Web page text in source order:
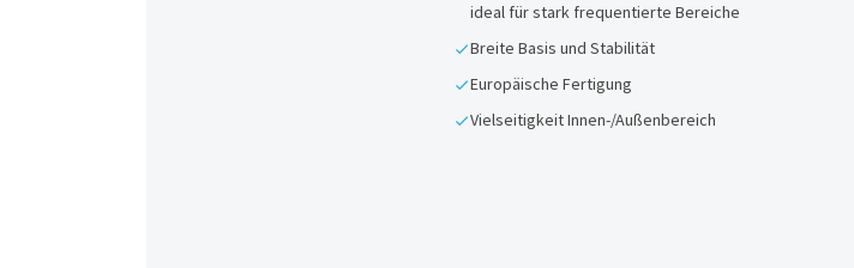
ideal für stark frequentierte Bereiche
Breite Basis und Stabilität
Europäische Fertigung
Vielseitigkeit Innen-/Außenbereich